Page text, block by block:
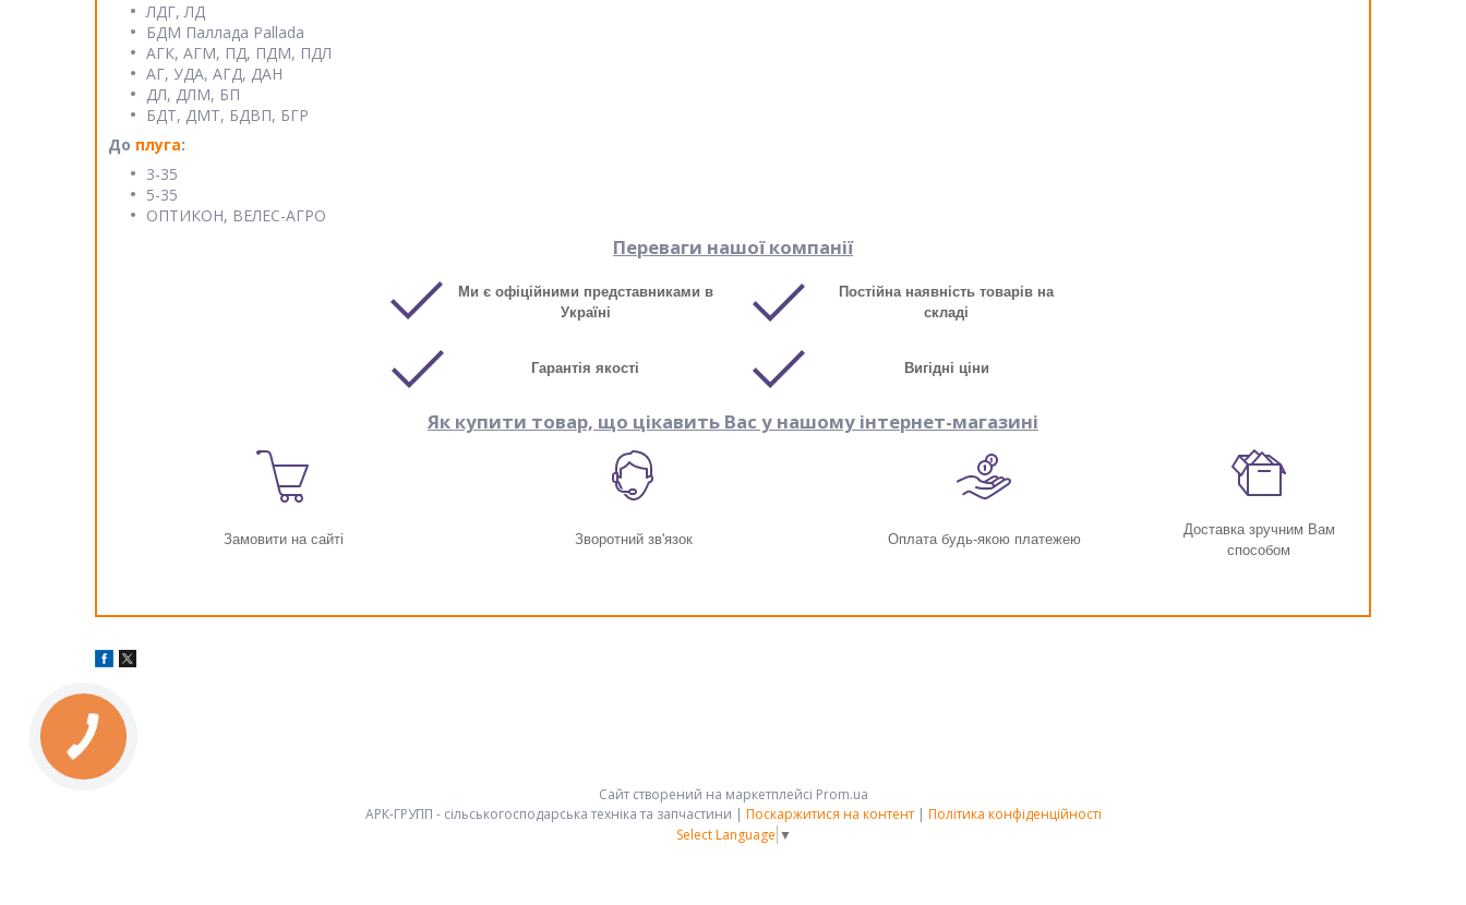
ЛДГ, ЛД
БДМ Паллада Pallada
АГК, АГМ, ПД, ПДМ, ПДЛ
АГ, УДА, АГД, ДАН
ДЛ, ДЛМ, БП
БДТ, ДМТ, БДВП, БГР
До плуга:
3-35
5-35
ОПТИКОН, ВЕЛЕС-АГРО
Переваги нашої компанії
Ми є офіційними представниками в
Україні
Постійна наявність товарів на
складі
Гарантія якості Вигідні ціни
Як купити товар, що цікавить Вас у нашому інтернет-магазині
Замовити на сайті Зворотний зв'язок Оплата будь-якою платежею
Доставка зручним Вам
способом
Сайт створений на маркетплейсі Prom.ua
АРК-ГРУПП - сільськогосподарська техніка та запчастини | Поскаржитися на контент | Політика конфіденційності
Select Language ▼